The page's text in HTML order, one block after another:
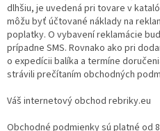
dlhšiu, je uvedená pri tovare v
môžu byť účtované náklady na
poplatky. O vybavení reklamácie
prípadne SMS. Rovnako ako pri
o expedícii balíka a termíne
strávili prečítaním obchodných
Váš internetový obchod rebriky.eu
Obchodné podmienky sú platné od